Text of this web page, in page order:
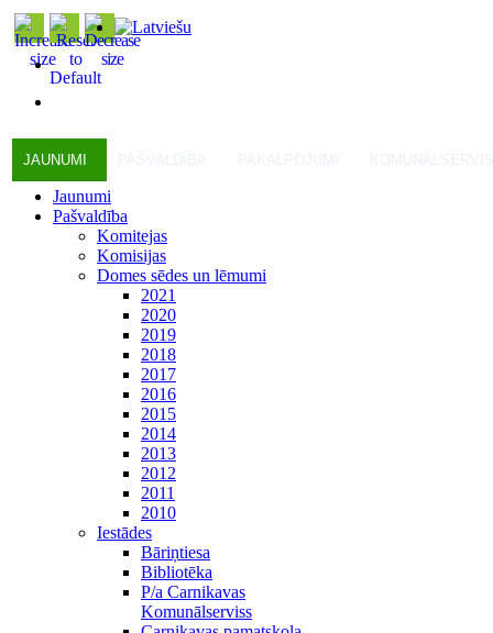
JAUNUMI
Jaunumi
Pašvaldība
Komitejas
Komisijas
Domes sēdes un lēmumi
2021
2020
2019
2018
2017
2016
2015
2014
2013
2012
2011
2010
Iestādes
Bāriņtiesa
Bibliotēka
P/a Carnikavas
Komunālserviss